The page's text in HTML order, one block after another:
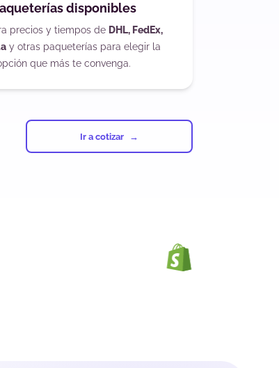
disponibles
precios y tiempos de DHL, FedEx,
y otras paqueterías para elegir la
que más te convenga.
Ir a cotizar